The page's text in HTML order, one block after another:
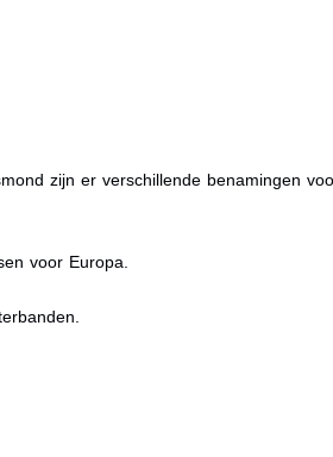
zijn er verschillende benamingen
voor Europa.